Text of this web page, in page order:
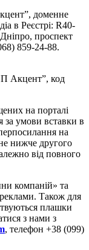
доменне
в Реєстрі: R40-
проспект
859-24-88.
Акцент”, код
на порталі
за умови вставки в
на
нижче другого
від повного
компаній» та
Також для
плашки
з нами з
, телефон +38 (099)